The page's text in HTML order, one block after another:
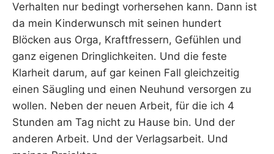
Verhalten nur bedingt vorhersehen kann. Dann ist
da mein Kinderwunsch mit seinen hundert
Blöcken aus Orga, Kraftfressern, Gefühlen und
ganz eigenen Dringlichkeiten. Und die feste
Klarheit darum, auf gar keinen Fall gleichzeitig
einen Säugling und einen Neuhund versorgen zu
wollen. Neben der neuen Arbeit, für die ich 4
Stunden am Tag nicht zu Hause bin. Und der
anderen Arbeit. Und der Verlagsarbeit. Und